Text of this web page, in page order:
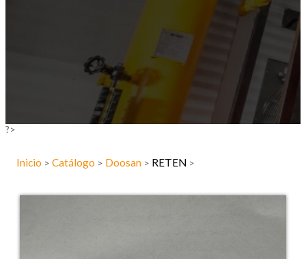
?>
Inicio > Catálogo > Doosan > RETEN >